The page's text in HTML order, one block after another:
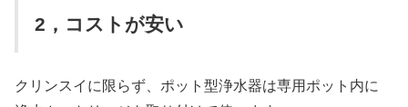
2，コストが安い
クリンスイに限らず、ポット型浄水器は専用ポット内に